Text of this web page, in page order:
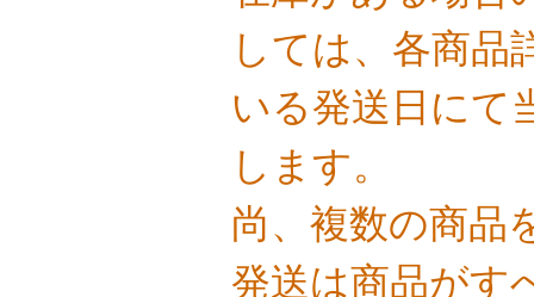
しては、各商品
いる発送日にて
します。
尚、複数の商品
発送は商品がす